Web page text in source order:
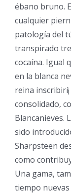
ébano bruno.
cualquier
patologí­a del
transpirado
cocaína. Igual
en la blanca
reina
consolidado,
Blancanieves.
sido
Sharpsteen
como
Una gama,
tiempo nuevas